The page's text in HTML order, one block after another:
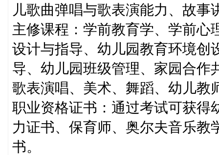
儿歌曲弹唱与歌表演能力、故
主修课程：学前教育学、学前心
设计与指导、幼儿园教育环境创
导、幼儿园班级管理、家园合作
歌表演唱、美术、舞蹈、幼儿教
职业资格证书：通过考试可获得
力证书、保育师、奥尔夫音乐教
书。